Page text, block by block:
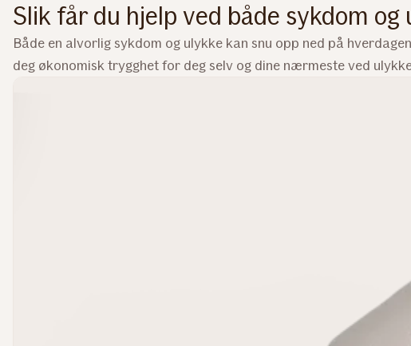
Slik får du hjelp ved både sykdom og
Både en alvorlig sykdom og ulykke kan snu opp ned på
deg økonomisk trygghet for deg selv og dine nærmeste ved